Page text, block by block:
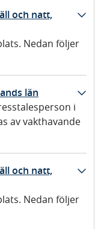
och natt,
Nedan följer
län
i
av vakthavande
och natt,
Nedan följer